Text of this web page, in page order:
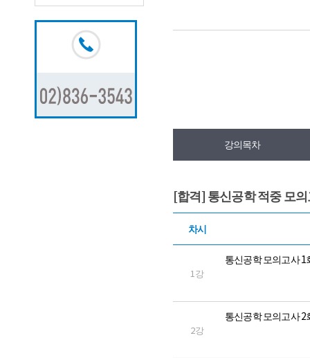
강의목차
[합격] 통신공학 적중 모
차시
1강
통신공학 모의고사 1
2강
통신공학 모의고사 2